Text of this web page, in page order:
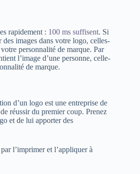
rapidement : 100 ms suffisent. Si
images dans votre logo, celles-
personnalité de marque. Par
l’image d’une personne, celle-
de marque.
d’un logo est une entreprise de
réussir du premier coup. Prenez
et de lui apporter des
l’imprimer et l’appliquer à